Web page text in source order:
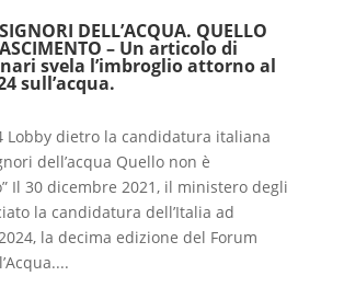
DELL’ACQUA. QUELLO
– Un articolo di
svela l’imbroglio attorno al
sull’acqua.
Lobby dietro la candidatura italiana
dell’acqua Quello non è
Il 30 dicembre 2021, il ministero degli
la candidatura dell’Italia ad
la decima edizione del Forum